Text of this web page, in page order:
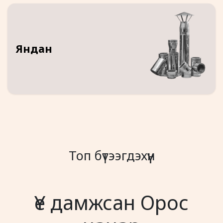
Яндан
Топ бүтээгдэхүүн
Үе дамжсан Орос